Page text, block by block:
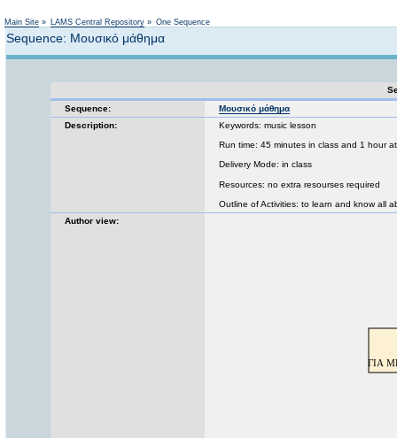
Main Site » LAMS Central Repository » One Sequence
Sequence: Μουσικό μάθημα
Sequence:
Μουσικό μάθημα
Description:
Keywords: music lesson
Run time: 45 minutes in class and 1 hour
Delivery Mode: in class
Resources: no extra resourses required
Outline of Activities: to learn and know all
Author view: